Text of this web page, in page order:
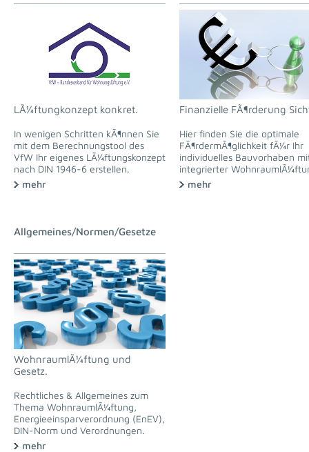
LÃ¼ftungkonzept konkret.
In wenigen Schritten kÃ¶nnen Sie
mit dem Berechnungstool des
VfW Ihr eigenes LÃ¼ftungskonzept
nach DIN 1946-6 erstellen.
mehr
Finanzielle FÃ¶rderung
Hier finden Sie die optimale
FÃ¶rdermÃ¶glichkeit fÃ¼r Ihr
individuelles Bauvorhaben
integrierter
mehr
Allgemeines/Normen/Gesetze
WohnraumlÃ¼ftung und
Gesetz.
Rechtliches & Allgemeines zum
Thema WohnraumlÃ¼ftung,
Energieeinsparverordnung (EnEV),
DIN-Norm und Verordnungen.
mehr